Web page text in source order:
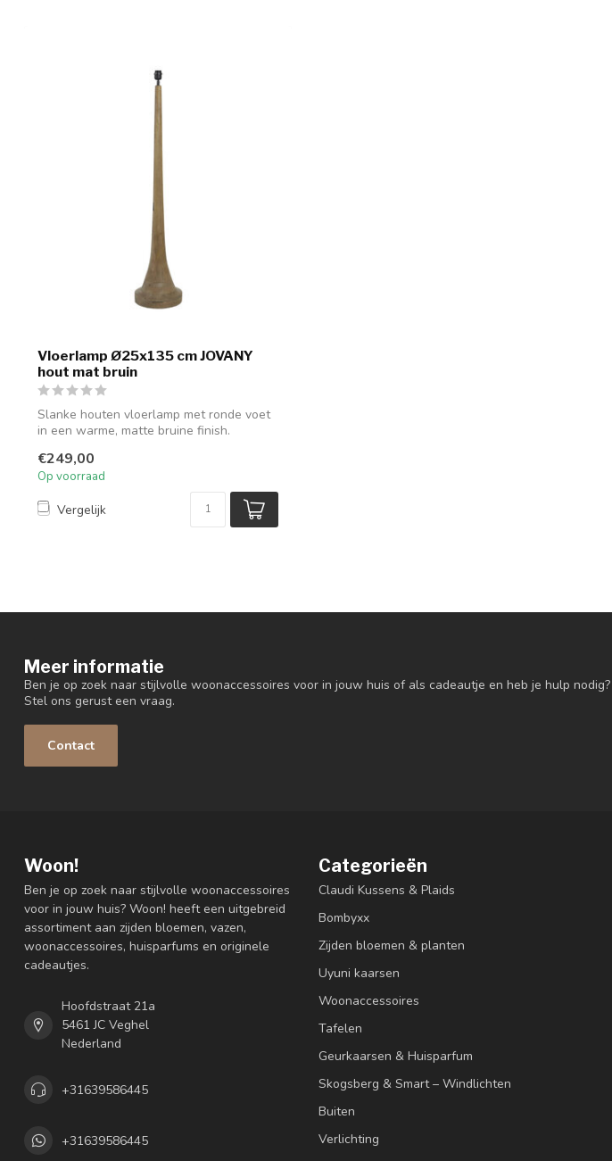
Vloerlamp Ø25x135 cm JOVANY
hout mat bruin
Slanke houten vloerlamp met ronde voet
in een warme, matte bruine finish.
€249,00
Op voorraad
Vergelijk
Meer informatie
Ben je op zoek naar stijlvolle woonaccessoires voor in jouw huis of als cadeautje en heb je hulp nodig?
Stel ons gerust een vraag.
Contact
Woon!
Ben je op zoek naar stijlvolle woonaccessoires
voor in jouw huis? Woon! heeft een uitgebreid
assortiment aan zijden bloemen, vazen,
woonaccessoires, huisparfums en originele
cadeautjes.
Hoofdstraat 21a
5461 JC Veghel
Nederland
+31639586445
+31639586445
Categorieën
Claudi Kussens & Plaids
Bombyxx
Zijden bloemen & planten
Uyuni kaarsen
Woonaccessoires
Tafelen
Geurkaarsen & Huisparfum
Skogsberg & Smart – Windlichten
Buiten
Verlichting